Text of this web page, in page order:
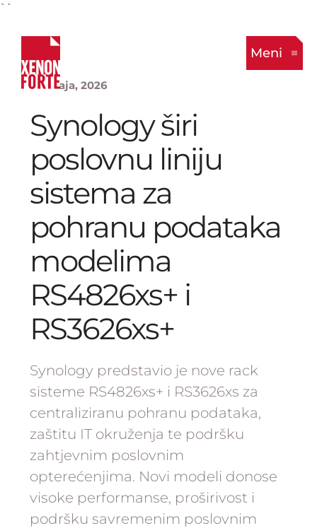
``
Meni
20. Maja, 2026
Synology širi
poslovnu liniju
sistema za
pohranu podataka
modelima
RS4826xs+ i
RS3626xs+
Synology predstavio je nove rack
sisteme RS4826xs+ i RS3626xs za
centraliziranu pohranu podataka,
zaštitu IT okruženja te podršku
zahtjevnim poslovnim
opterećenjima. Novi modeli donose
visoke performanse, proširivost i
podršku savremenim poslovnim